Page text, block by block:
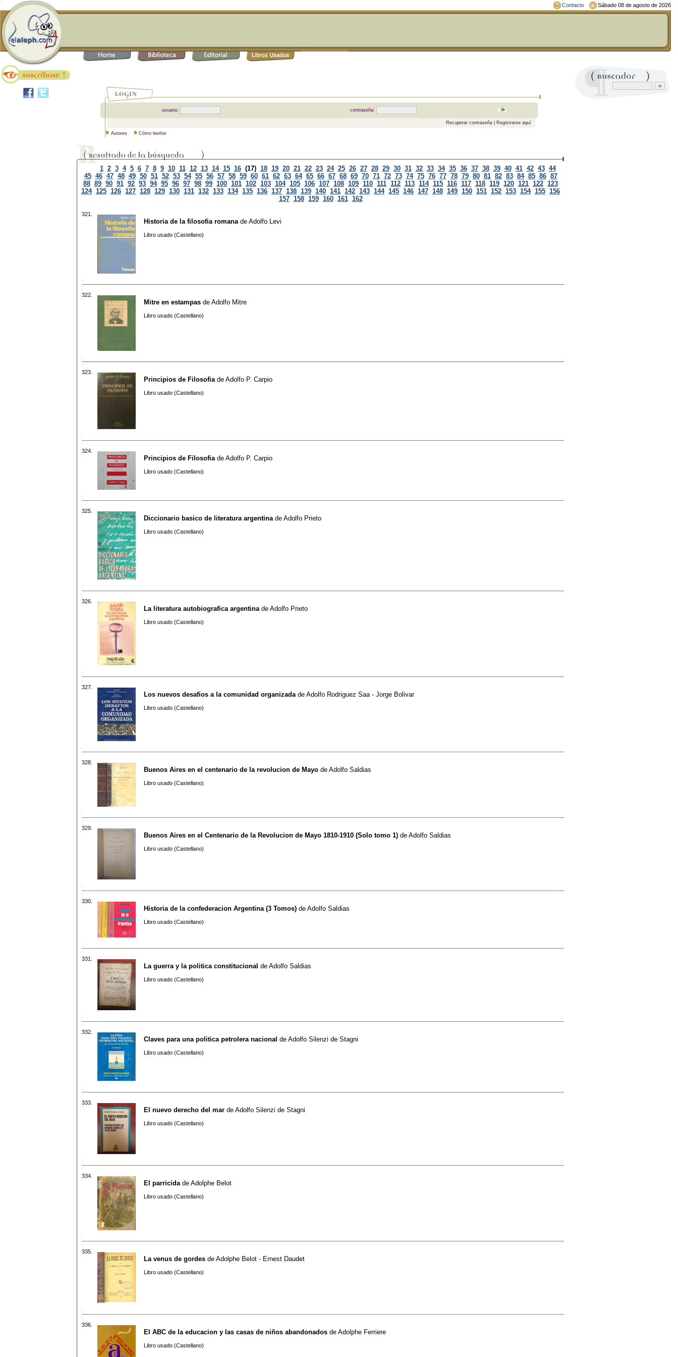
Contacto Sábado 08 de agosto de 2026
usuario: contraseña:
Recuperar contraseña| Registrarse aquí
Autores Cómo leerlos
1 2 3 4 5 6 7 8 9 10 11 12 13 14 15 16 (17) 18 19 20 21 22 23 24 25 26 27 28 29 30 31 32 33 34 35 36 37 38 39 40 41 42 43 44
45 46 47 48 49 50 51 52 53 54 55 56 57 58 59 60 61 62 63 64 65 66 67 68 69 70 71 72 73 74 75 76 77 78 79 80 81 82 83 84 85 86 87
88 89 90 91 92 93 94 95 96 97 98 99 100 101 102 103 104 105 106 107 108 109 110 111 112 113 114 115 116 117 118 119 120 121 122 123
124 125 126 127 128 129 130 131 132 133 134 135 136 137 138 139 140 141 142 143 144 145 146 147 148 149 150 151 152 153 154 155 156
157 158 159 160 161 162
321.
Historia de la filosofia romana de Adolfo Levi
Libro usado (Castellano)
322.
Mitre en estampas de Adolfo Mitre
Libro usado (Castellano)
323.
Principios de Filosofia de Adolfo P. Carpio
Libro usado (Castellano)
324.
Principios de Filosofia de Adolfo P. Carpio
Libro usado (Castellano)
325.
Diccionario basico de literatura argentina de Adolfo Prieto
Libro usado (Castellano)
326.
La literatura autobiografica argentina de Adolfo Prieto
Libro usado (Castellano)
327.
Los nuevos desafios a la comunidad organizada de Adolfo Rodriguez Saa - Jorge Bolivar
Libro usado (Castellano)
328.
Buenos Aires en el centenario de la revolucion de Mayo de Adolfo Saldias
Libro usado (Castellano)
329.
Buenos Aires en el Centenario de la Revolucion de Mayo 1810-1910 (Solo tomo 1) de Adolfo Saldias
Libro usado (Castellano)
330.
Historia de la confederacion Argentina (3 Tomos) de Adolfo Saldias
Libro usado (Castellano)
331.
La guerra y la politica constitucional de Adolfo Saldias
Libro usado (Castellano)
332.
Claves para una politica petrolera nacional de Adolfo Silenzi de Stagni
Libro usado (Castellano)
333.
El nuevo derecho del mar de Adolfo Silenzi de Stagni
Libro usado (Castellano)
334.
El parricida de Adolphe Belot
Libro usado (Castellano)
335.
La venus de gordes de Adolphe Belot - Ernest Daudet
Libro usado (Castellano)
336.
El ABC de la educacion y las casas de niños abandonados de Adolphe Ferriere
Libro usado (Castellano)